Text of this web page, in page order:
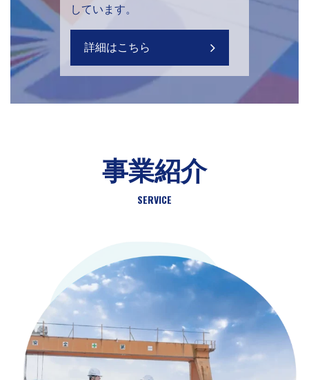
しています。
詳細はこちら
事業紹介
SERVICE